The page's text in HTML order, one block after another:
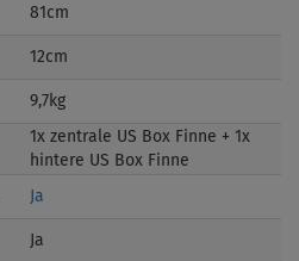
81cm
12cm
9,7kg
1x zentrale US Box Finne + 1x
hintere US Box Finne
Ja
Ja